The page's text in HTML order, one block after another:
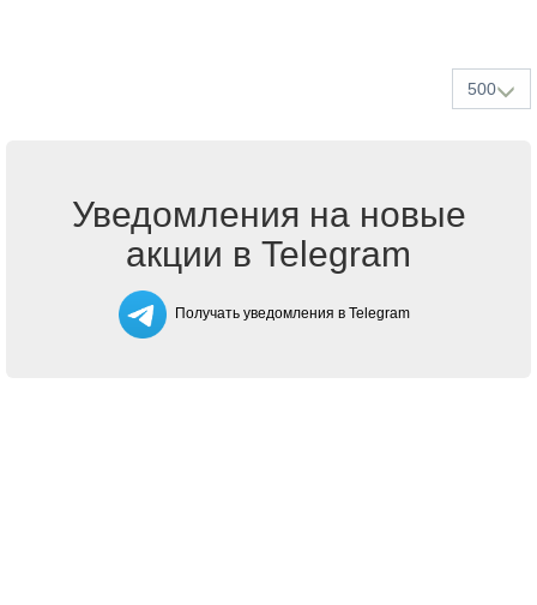
500
Уведомления на новые
акции в Telegram
Получать уведомления в Telegram